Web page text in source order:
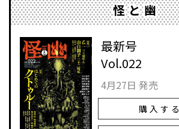
怪と幽
最新号
Vol.022
4月27日 発売
購入する